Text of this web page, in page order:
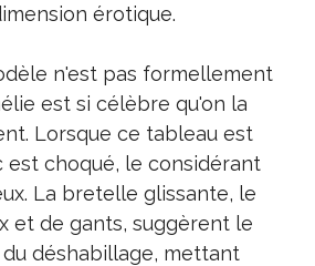
érotique.
n'est pas formellement
est si célèbre qu'on la
Lorsque ce tableau est
est choqué, le considérant
La bretelle glissante, le
et de gants, suggèrent le
déshabillage, mettant